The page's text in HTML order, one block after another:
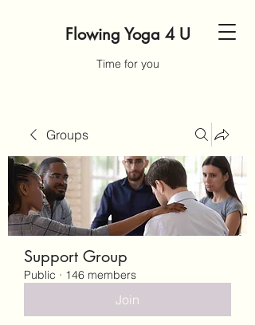
Flowing Yoga 4 U
Time for you
Groups
Support Group
Public · 146 members
Join